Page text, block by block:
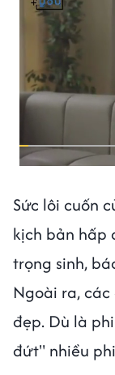
Sức lôi cuốn
kịch bản hấp
trọng sinh,
Ngoài ra,
đẹp. Dù là
đứt" nhiều